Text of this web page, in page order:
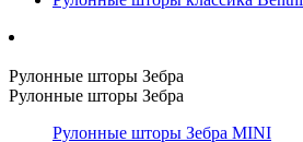
Рулонные шторы Зебра
Рулонные шторы Зебра
Рулонные шторы Зебра MINI